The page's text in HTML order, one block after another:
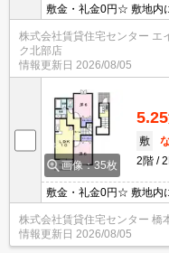
敷金・礼金0円☆ 敷地内
貸住宅センターまで！！
株式会社賃貸住宅センター エ
ク北部店
情報更新日 2026/08/05
画像：35枚
5.25
敷
2階
敷金・礼金0円☆ 敷地内
貸住宅センターまで！！
株式会社賃貸住宅センター 橋
情報更新日 2026/08/05